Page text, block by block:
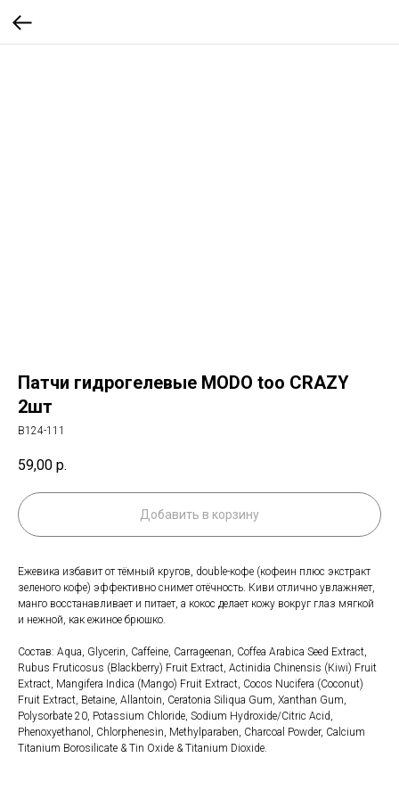
Патчи гидрогелевые MODO too CRAZY
2шт
B124-111
59,00 р.
Добавить в корзину
Ежевика избавит от тёмный кругов, double-кофе (кофеин плюс экстракт
зеленого кофе) эффективно снимет отёчность. Киви отлично увлажняет,
манго восстанавливает и питает, а кокос делает кожу вокруг глаз мягкой
и нежной, как ежиное брюшко.
Состав: Aqua, Glycerin, Caffeine, Carrageenan, Coffea Arabica Seed Extract,
Rubus Fruticosus (Blackberry) Fruit Extract, Actinidia Chinensis (Кіwi) Fruit
Extract, Mangifera Indica (Mango) Fruit Extract, Cocos Nucifera (Coconut)
Fruit Extract, Betaine, Allantoin, Ceratonia Siliqua Gum, Xanthan Gum,
Polysorbate 20, Potassium Chloride, Sodium Hydroxide/Citric Acid,
Phenoxyethanol, Chlorphenesin, Methylparaben, Charcoal Powder, Calcium
Titanium Borosilicate & Tin Oxide & Titanium Dioxide.